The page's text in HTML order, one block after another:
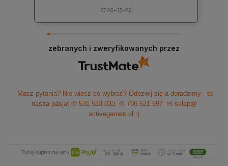
2026-05-29
zebranych i zweryfikowanych przez
Masz pytania? Nie wiesz co wybrać? Odezwij się a doradzimy - to
nasza pasja! ✆ 531 533 033 ✆ 796 521 697
✉ sklep@
activegames.pl :)